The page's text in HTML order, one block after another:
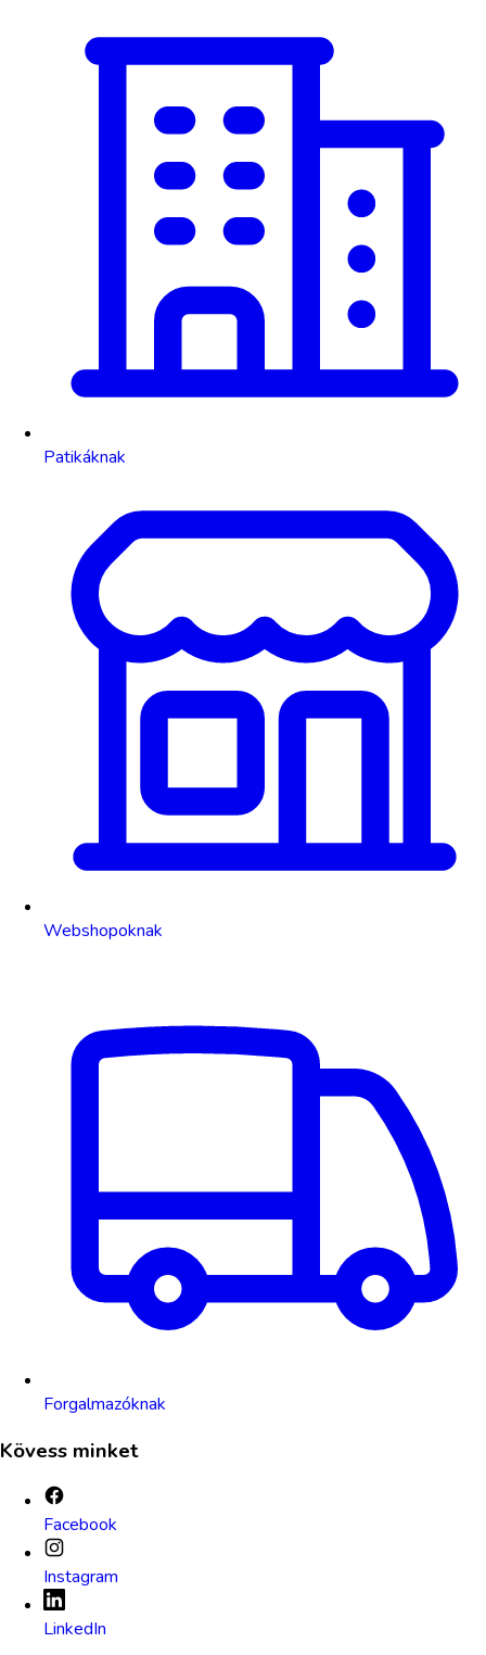
Patikáknak
Webshopoknak
Forgalmazóknak
Kövess minket
Facebook
Instagram
LinkedIn